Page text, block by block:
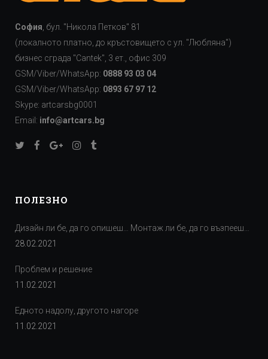
София , бул. "Никола Петков" 81
(локалното платно, до кръстовището с ул. "Любляна")
бизнес сграда "Cаntek", 3 ет., офис 309
GSM/Viber/WhatsApp: 0888 93 03 04
GSM/Viber/WhatsApp: 0893 67 97 12
Skype: artcarsbg0001
Email: info@artcars.bg
ПОЛЕЗНО
Дизайн ли бе, да го опишеш… Монтаж ли бе, да го възпееш…
28.02.2021
Проблем и решение
11.02.2021
Едното надолу, другото нагоре
11.02.2021